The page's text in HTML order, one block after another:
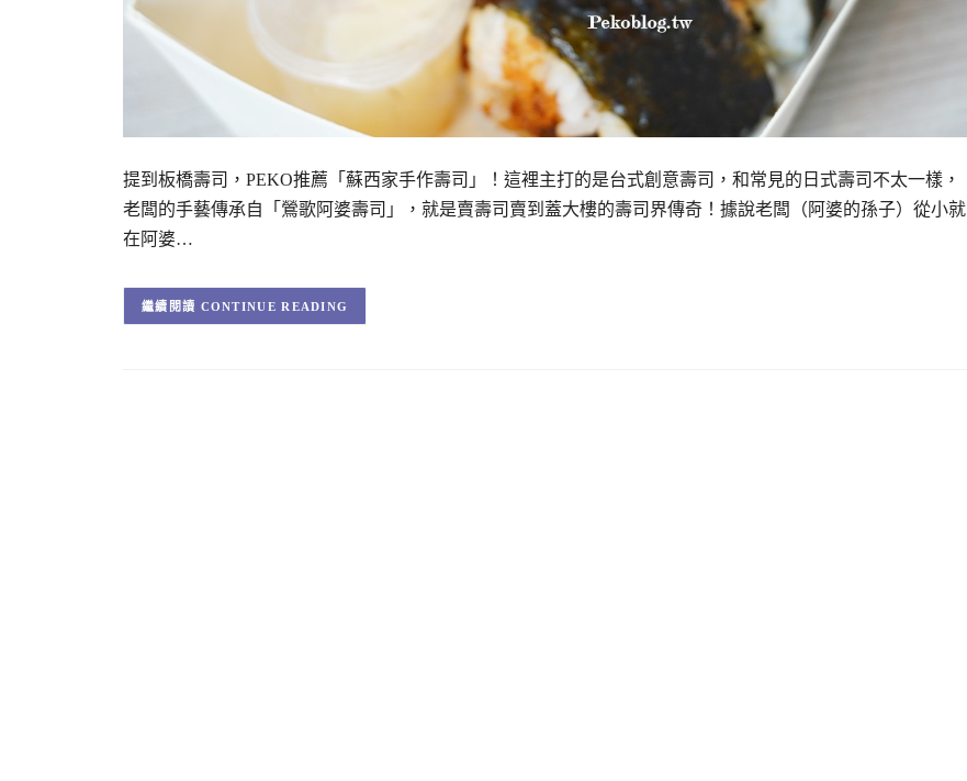
提到板橋壽司，PEKO推薦「蘇西家手作壽司」！這裡主打的是台式創意壽司，和常見的日式壽司不太一樣，
老闆的手藝傳承自「鶯歌阿婆壽司」，就是賣壽司賣到蓋大樓的壽司界傳奇！據說老闆（阿婆的孫子）從小就
在阿婆…
CONTINUE READING